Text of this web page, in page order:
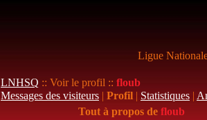
Ligue
LNHSQ :: Voir le profil :: floub
Messages des visiteurs | Profil | Statistiques |
Tout à propos de floub